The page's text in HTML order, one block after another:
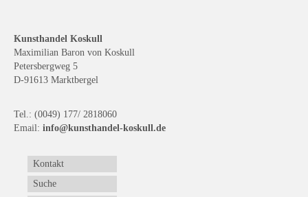
Kunsthandel Koskull
Maximilian Baron von Koskull
Petersbergweg 5
D-91613 Marktbergel
Tel.: (0049) 177/ 2818060
Email: info@kunsthandel-koskull.de
Kontakt
Suche